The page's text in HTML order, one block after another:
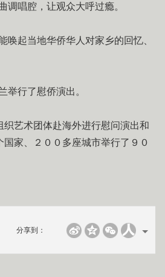
调唱腔，让观众大呼过瘾。
起当地华侨华人对家乡的回忆、
行了慰侨演出。
艺术团体赴海外进行慰问演出和
家、２００多座城市举行了９０
分享到：